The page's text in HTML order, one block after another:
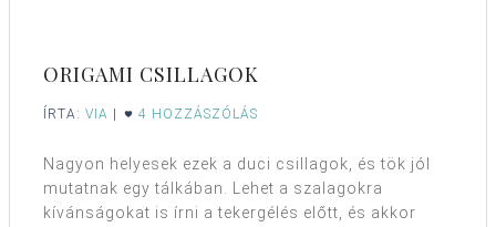
ORIGAMI CSILLAGOK
ÍRTA: VIA 4 HOZZÁSZÓLÁS
Nagyon helyesek ezek a duci csillagok, és tök jól
mutatnak egy tálkában. Lehet a szalagokra
kívánságokat is írni a tekergélés előtt, és akkor